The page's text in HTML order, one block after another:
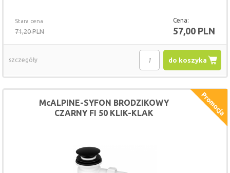
Stara cena
71,20 PLN
Cena:
57,00 PLN
do koszyka
szczegóły
McALPINE-SYFON BRODZIKOWY
CZARNY FI 50 KLIK-KLAK